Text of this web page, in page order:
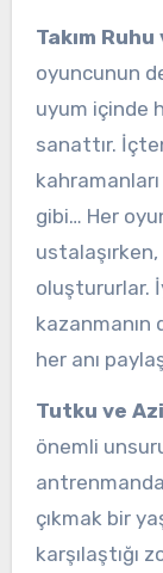
Takım
oyuncunun
uyum içinde
sanattır.
gibi… Her
oluştururlar.
her anı
Tutku ve
önemli
çıkmak bir
karşılaştığı